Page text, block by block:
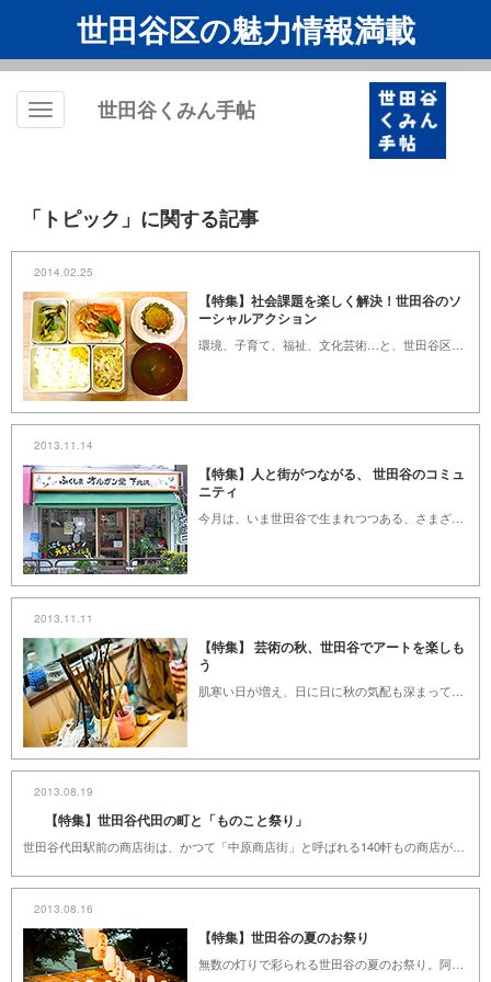
世田谷区の魅力情報満載
Toggle
世田谷くみん手帖
「トピック」に関する記事
2014.02.25
【特集】社会課題を楽しく解決！世田谷のソ
ーシャルアクション
2013.11.14
【特集】人と街がつながる、 世田谷のコミュ
ニティ
2013.11.11
【特集】 芸術の秋、世田谷でアートを楽しも
う
2013.08.19
【特集】世田谷代田の町と「ものこと祭り」
2013.08.16
【特集】世田谷の夏のお祭り